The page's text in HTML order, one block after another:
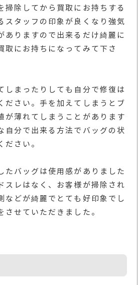
掃除してから買取にお持ちする
スタッフの印象が良くなり強気
ありますので出来るだけ綺麗に
取にお持ちになってみて下さ
しまったりしても自分で修復は
ださい。手を加えてしまうとブ
が薄れてしまうことがあります
自分で出来る方法でバッグの状
ださい。
たバッグは使用感がありました
スレはなく、お客様が掃除され
などが綺麗でとても好印象でし
させていただきました。